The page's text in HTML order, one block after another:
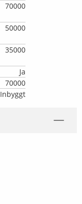
70000
50000
35000
Ja
70000
Inbyggt